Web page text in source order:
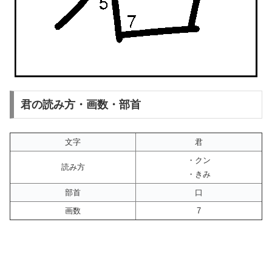
君の読み方・画数・部首
文字 君
読み方
・クン
・きみ
部首
口
画数
7